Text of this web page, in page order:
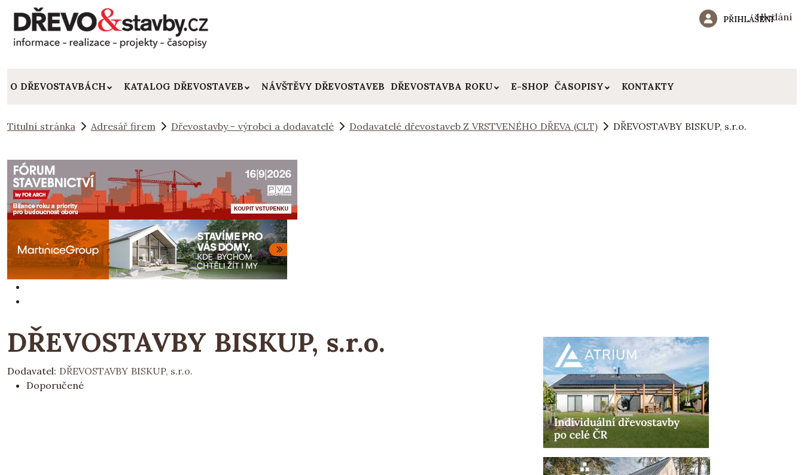
Hledání
PŘIHLÁŠENÍ
O DŘEVOSTAVBÁCH KATALOG DŘEVOSTAVEB NÁVŠTĚVY DŘEVOSTAVEB DŘEVOSTAVBA ROKU E-SHOP ČASOPISY KONTAKTY
Titulní stránka Adresář firem Dřevostavby - výrobci a dodavatelé Dodavatelé dřevostaveb Z VRSTVENÉHO DŘEVA (CLT) DŘEVOSTAVBY BISKUP, s.r.o.
DŘEVOSTAVBY BISKUP, s.r.o.
Dodavatel: DŘEVOSTAVBY BISKUP, s.r.o.
Doporučené